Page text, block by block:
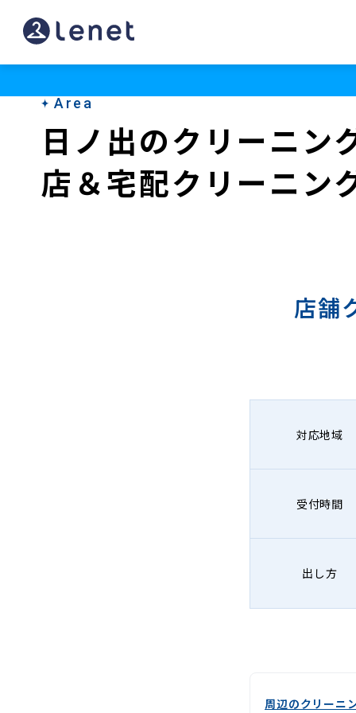
日
ノ
Area
日ノ出のクリーニン
店＆宅配クリーニン
店舗
対応地域
受付時間
出し方
周辺のクリーニ